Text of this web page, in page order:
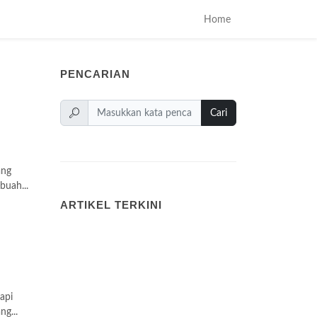
Home
PENCARIAN
Cari
ARTIKEL TERKINI